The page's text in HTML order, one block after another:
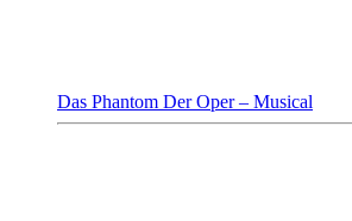
Das Phantom Der Oper – Musical